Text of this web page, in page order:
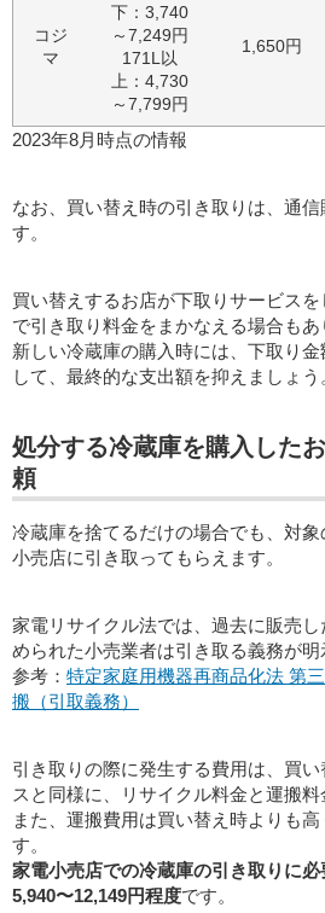
コジ
マ
下：3,740
～7,249円
171L以
上：4,730
～7,799円
1,650円
2023年8月時点の情報
なお、買い替え時の引き取りは、通
す。
買い替えするお店が下取りサービス
で引き取り料金をまかなえる場合もあ
新しい冷蔵庫の購入時には、下取り
して、最終的な支出額を抑えましょう
処分する冷蔵庫を購入した
頼
冷蔵庫を捨てるだけの場合でも、対
小売店に引き取ってもらえます。
家電リサイクル法では、過去に販売
められた小売業者は引き取る義務が明
参考： 特定家庭用機器再商品化法 第
搬（引取義務）
引き取りの際に発生する費用は、買
スと同様に、リサイクル料金と運搬料
また、運搬費用は買い替え時よりも
す。
家電小売店での冷蔵庫の引き取りに必
5,940〜12,149円程度です。